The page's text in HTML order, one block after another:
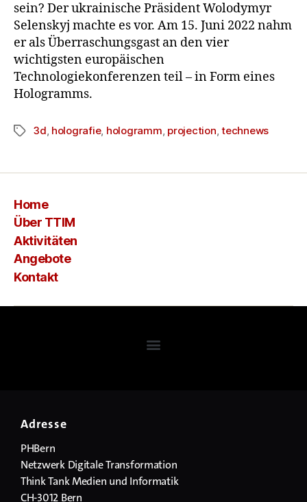
sein? Der ukrainische Präsident Wolodymyr
Selenskyj machte es vor. Am 15. Juni 2022 nahm
er als Überraschungsgast an den vier
wichtigsten europäischen
Technologiekonferenzen teil – in Form eines
Hologramms.
3d, holografie, hologramm, projection,technews
Home
Über TTIM
Aktivitäten
Angebote
Kontakt
Adresse
PHBern
Netzwerk Digitale Transformation
Think Tank Medien und Informatik
CH-3012 Bern